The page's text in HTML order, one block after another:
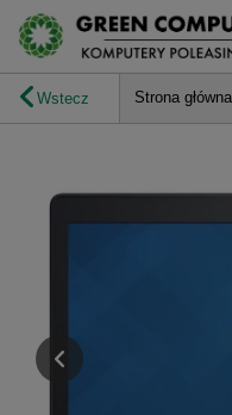
Wstecz Strona główna